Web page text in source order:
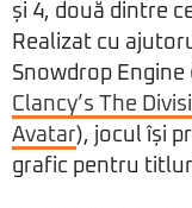
și 4, două dintre
Realizat cu
Snowdrop
Clancy’s The
Avatar), jocul își
grafic pentru